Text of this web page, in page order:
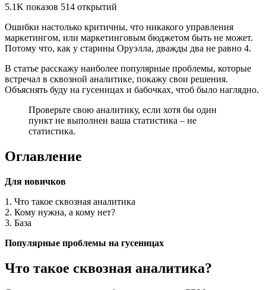
5.1K показов 514 открытий
Ошибки настолько критичны, что никакого управления
маркетингом, или маркетинговым бюджетом быть не может.
Потому что, как у старины Оруэлла, дважды два не равно 4.
В статье расскажу наиболее популярные проблемы, которые
встречал в сквозной аналитике, покажу свои решения.
Объяснять буду на гусеницах и бабочках, чтоб было наглядно.
Проверьте свою аналитику, если хотя бы один
пункт не выполнен ваша статистика – не
статистика.
Оглавление
Для новичков
1. Что такое сквозная аналитика
2. Кому нужна, а кому нет?
3. База
Популярные проблемы на гусеницах
Что такое сквозная аналитика?